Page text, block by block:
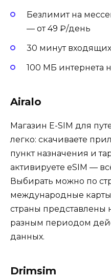
Безлимит на
— от 49 ₽/день
30 минут
100 МБ интернета
Airalo
Магазин E-SIM для
легко: скачиваете
пункт назначения и
активируете eSIM —
Выбирать можно по
международные
страны представлены
разным периодом
данных.
Drimsim